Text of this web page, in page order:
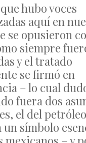
hubo voces
aquí en
se opusieron
siempre
y el tratado
se firmó en
– lo cual
fuera dos
el del
un símbolo